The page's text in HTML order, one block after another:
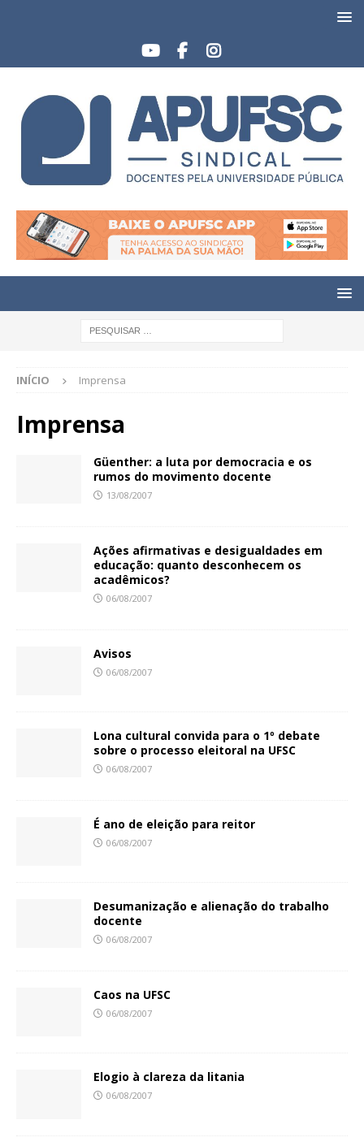
INÍCIO Imprensa
Imprensa
Güenther: a luta por democracia e os
rumos do movimento docente
13/08/2007
Ações afirmativas e desigualdades em
educação: quanto desconhecem os
acadêmicos?
06/08/2007
Avisos
06/08/2007
Lona cultural convida para o 1º debate
sobre o processo eleitoral na UFSC
06/08/2007
É ano de eleição para reitor
06/08/2007
Desumanização e alienação do trabalho
docente
06/08/2007
Caos na UFSC
06/08/2007
Elogio à clareza da litania
06/08/2007